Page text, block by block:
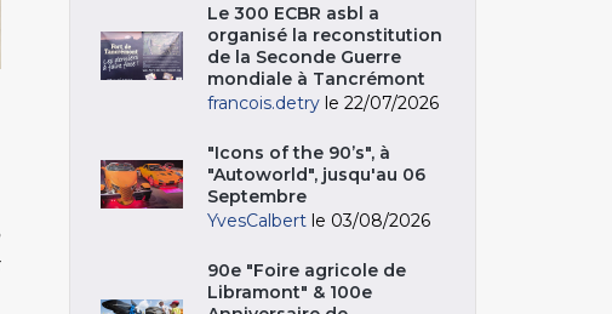
Le 300 ECBR asbl a
organisé la reconstitution
de la Seconde Guerre
mondiale à Tancrémont
francois.detry le 22/07/2026
"Icons of the 90’s", à
"Autoworld", jusqu'au 06
Septembre
YvesCalbert le 03/08/2026
90e "Foire agricole de
Libramont" & 100e